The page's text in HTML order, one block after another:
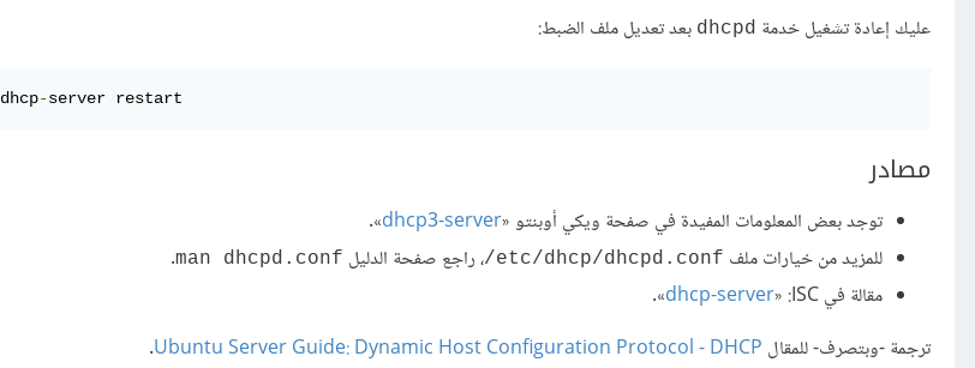
عليك إعادة تشغيل خدمة dhcpd بعد تعديل ملف الضبط:
dhcp-server restart
مصادر
توجد بعض المعلومات المفيدة في صفحة ويكي أوبنتو «dhcp3-server
».
للمزيد من خيارات ملف ‎ /etc/dhcp/dhcpd.conf، راجع صفحة الدليل man dhcpd.conf
.
مقالة في ISC:‏ «
dhcp-server
».
ترجمة -وبتصرف- للمقال Ubuntu Server Guide: Dynamic Host Configuration Protocol - DHCP
.